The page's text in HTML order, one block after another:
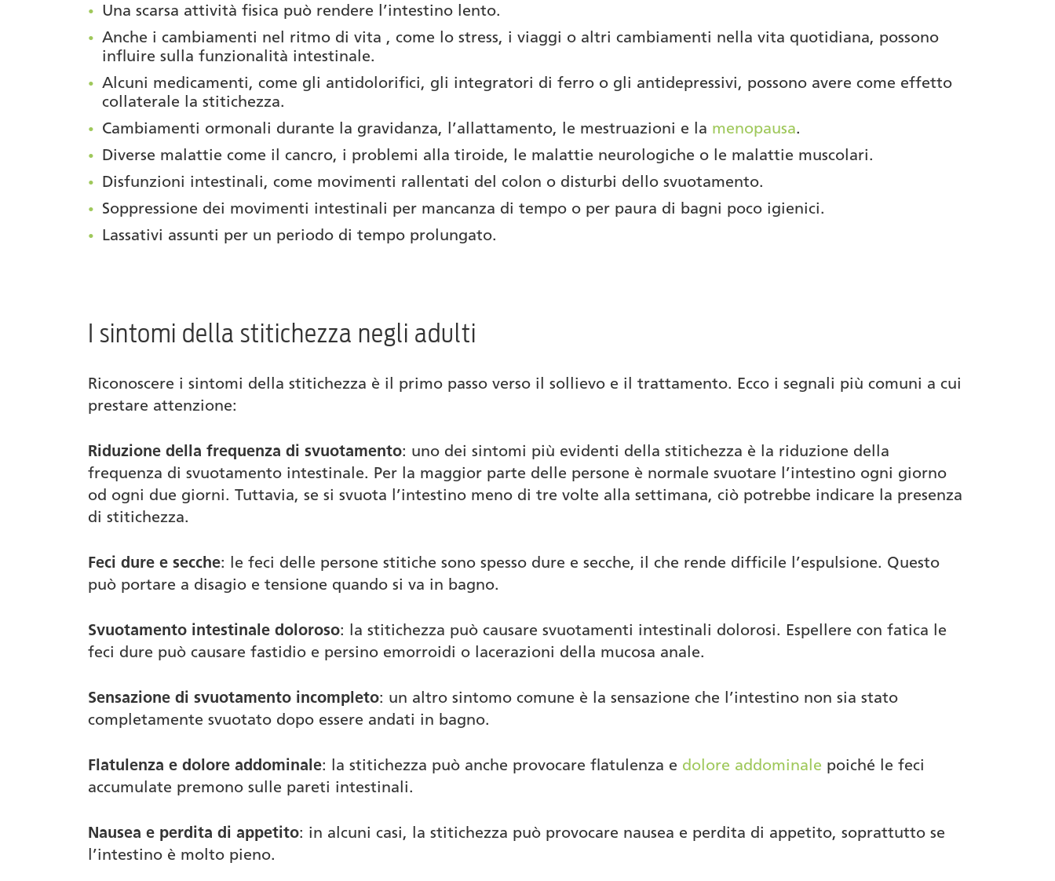
Una scarsa attività fisica può rendere l’intestino lento.
Anche i cambiamenti nel ritmo di vita , come lo stress, i viaggi o altri cambiamenti nella vita quotidiana, possono
influire sulla funzionalità intestinale.
Alcuni medicamenti, come gli antidolorifici, gli integratori di ferro o gli antidepressivi, possono avere come effetto
collaterale la stitichezza.
Cambiamenti ormonali durante la gravidanza, l’allattamento, le mestruazioni e la menopausa.
Diverse malattie come il cancro, i problemi alla tiroide, le malattie neurologiche o le malattie muscolari.
Disfunzioni intestinali, come movimenti rallentati del colon o disturbi dello svuotamento.
Soppressione dei movimenti intestinali per mancanza di tempo o per paura di bagni poco igienici.
Lassativi assunti per un periodo di tempo prolungato.
I sintomi della stitichezza negli adulti
Riconoscere i sintomi della stitichezza è il primo passo verso il sollievo e il trattamento. Ecco i segnali più comuni a cui
prestare attenzione:
Riduzione della frequenza di svuotamento: uno dei sintomi più evidenti della stitichezza è la riduzione della
frequenza di svuotamento intestinale. Per la maggior parte delle persone è normale svuotare l’intestino ogni giorno
od ogni due giorni. Tuttavia, se si svuota l’intestino meno di tre volte alla settimana, ciò potrebbe indicare la presenza
di stitichezza.
Feci dure e secche: le feci delle persone stitiche sono spesso dure e secche, il che rende difficile l’espulsione. Questo
può portare a disagio e tensione quando si va in bagno.
Svuotamento intestinale doloroso: la stitichezza può causare svuotamenti intestinali dolorosi. Espellere con fatica le
feci dure può causare fastidio e persino emorroidi o lacerazioni della mucosa anale.
Sensazione di svuotamento incompleto: un altro sintomo comune è la sensazione che l’intestino non sia stato
completamente svuotato dopo essere andati in bagno.
Flatulenza e dolore addominale: la stitichezza può anche provocare flatulenza e dolore addominale poiché le feci
accumulate premono sulle pareti intestinali.
Nausea e perdita di appetito: in alcuni casi, la stitichezza può provocare nausea e perdita di appetito, soprattutto se
l’intestino è molto pieno.